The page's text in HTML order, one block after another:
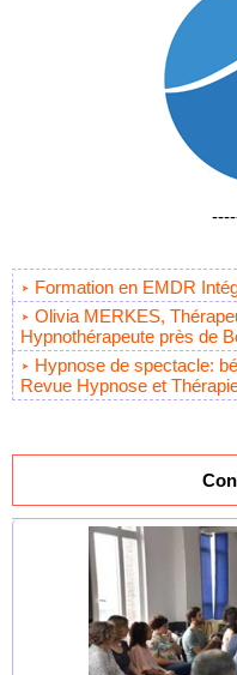
Formation en EMDR
Olivia MERKES,
Hypnothérapeute près de
Hypnose de spectacle:
Revue Hypnose et